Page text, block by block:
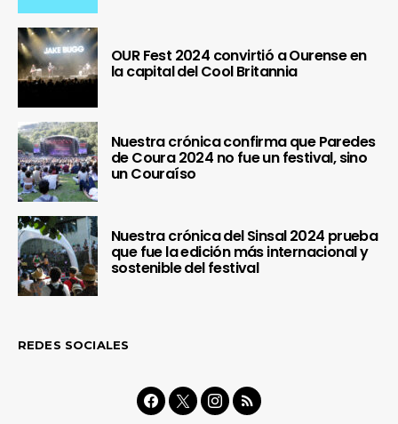
OUR Fest 2024 convirtió a Ourense en
la capital del Cool Britannia
Nuestra crónica confirma que Paredes
de Coura 2024 no fue un festival, sino
un Couraíso
Nuestra crónica del Sinsal 2024 prueba
que fue la edición más internacional y
sostenible del festival
REDES SOCIALES